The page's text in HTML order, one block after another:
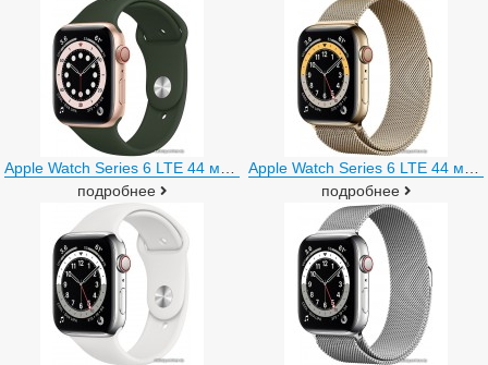
подробнее
подробнее